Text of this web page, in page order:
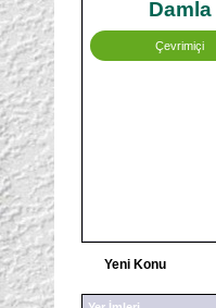
Damla
Çevrimiçi
Yeni Konu